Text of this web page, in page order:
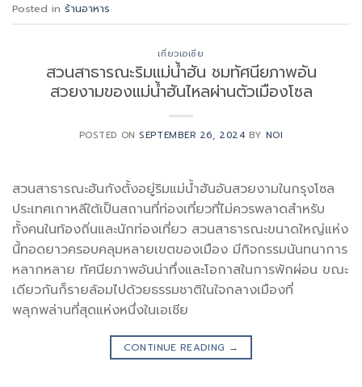
Posted in ร้านอาหาร
เที่ยวเอเซีย
สวนสาธารณะริมแม่น้ำฮัน ชมทัศนียภาพอัน
สวยงามของแม่น้ำฮันไหลผ่านตัวเมืองโซล
POSTED ONSEPTEMBER 26, 2024 BY NOI
สวนสาธารณะฮันกังตั้งอยู่ริมแม่น้ำฮันอันสวยงามในกรุงโซล
ประเทศเกาหลีใต้เป็นสถานที่ท่องเที่ยวที่ไม่ควรพลาดสำหรับ
ทั้งคนในท้องถิ่นและนักท่องเที่ยว สวนสาธารณะขนาดใหญ่แห่ง
นี้ทอดยาวครอบคลุมหลายเขตของเมือง มีกิจกรรมนันทนาการ
หลากหลาย ทัศนียภาพอันน่าทึ่งและโอกาสในการพักผ่อน ขณะ
เดียวกันก็รายล้อมไปด้วยธรรมชาติในใจกลางเมืองที่
พลุกพล่านที่สุดแห่งหนึ่งในเอเชีย
CONTINUE READING →